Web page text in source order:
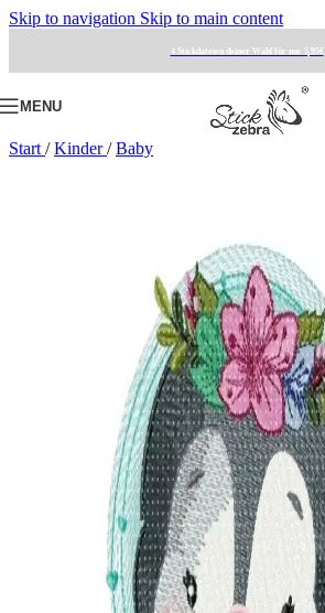
Skip to navigation Skip to main content
4 Stickdateien deiner Wahl für nur 5,95€
MENU
Start / Kinder/ Baby